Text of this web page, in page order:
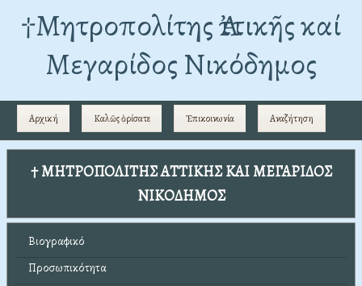
†Mητροπολίτης Ἀττικῆς καί
Μεγαρίδος Νικόδημος
Αρχική Καλῶς ὁρίσατε Ἐπικοινωνία Αναζήτηση
† ΜΗΤΡΟΠΟΛΙΤΗΣ ΑΤΤΙΚΗΣ ΚΑΙ ΜΕΓΑΡΙΔΟΣ
ΝΙΚΟΔΗΜΟΣ
Βιογραφικό
Προσωπικότητα